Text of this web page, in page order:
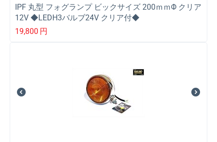
IPF 丸型 フォグランプ ビックサイズ 200ｍｍΦ クリア
12V ◆LEDH3バルブ24V クリア付◆
19,800 円